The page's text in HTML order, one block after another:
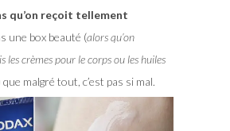
qu’on reçoit tellement
une box beauté (alors qu’on
les crèmes pour le corps ou les huiles
que malgré tout, c’est pas si mal.